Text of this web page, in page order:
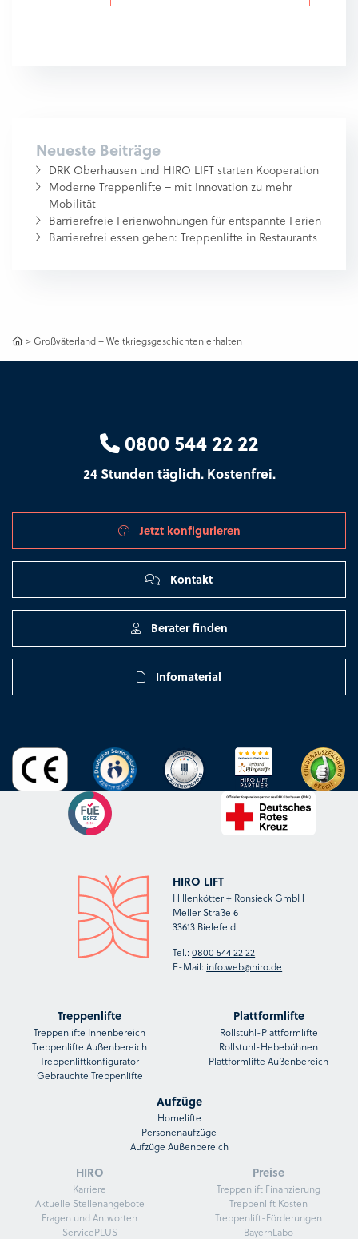
Neueste Beiträge
DRK Oberhausen und HIRO LIFT starten Kooperation
Moderne Treppenlifte – mit Innovation zu mehr
Mobilität
Barrierefreie Ferienwohnungen für entspannte Ferien
Barrierefrei essen gehen: Treppenlifte in Restaurants
>Großväterland – Weltkriegsgeschichten erhalten
0800 544 22 22
24 Stunden täglich. Kostenfrei.
Jetzt konfigurieren
Kontakt
Berater finden
Infomaterial
HIRO LIFT
Hillenkötter + Ronsieck GmbH
Meller Straße 6
33613 Bielefeld
Tel.:0800 544 22 22
E-Mail: info.web@hiro.de
Treppenlifte
Treppenlifte Innenbereich
Treppenlifte Außenbereich
Treppenliftkonfigurator
Gebrauchte Treppenlifte
Plattformlifte
Rollstuhl-Plattformlifte
Rollstuhl-Hebebühnen
Plattformlifte Außenbereich
Aufzüge
Homelifte
Personenaufzüge
Aufzüge Außenbereich
HIRO
Karriere
Aktuelle Stellenangebote
Fragen und Antworten
ServicePLUS
Preise
Treppenlift Finanzierung
Treppenlift Kosten
Treppenlift-Förderungen
BayernLabo